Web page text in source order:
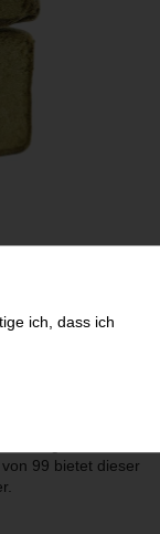
dem innovativen
spürbare Wirkung.
weich und
ist
99 bietet dieser
ich, dass ich